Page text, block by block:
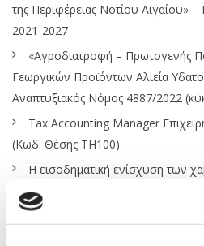
της Περιφέρειας Νοτίου Αιγαίου»
2021-2027
«Αγροδιατροφή – Πρωτογενής
Γεωργικών Προϊόντων Αλιεία
Αναπτυξιακός Νόμος 4887/2022
Tax Accounting Manager
(Κωδ. Θέσης ΤΗ100)
Η εισοδηματική ενίσχυση των
εισφορών των εργαζόμενων
Κατηγορίες